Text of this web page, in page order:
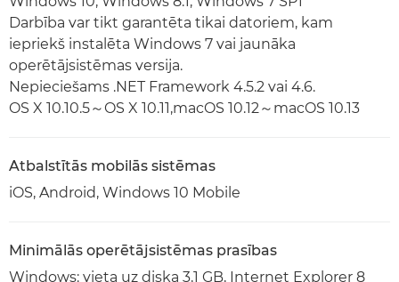
Darbība var tikt garantēta tikai datoriem, kam
iepriekš instalēta Windows 7 vai jaunāka
operētājsistēmas versija.
Nepieciešams .NET Framework 4.5.2 vai 4.6.
OS X 10.10.5～OS X 10.11,macOS 10.12～macOS 10.13
Atbalstītās mobilās sistēmas
iOS, Android, Windows 10 Mobile
Minimālās operētājsistēmas prasības
Windows: vieta uz diska 3,1 GB, Internet Explorer 8